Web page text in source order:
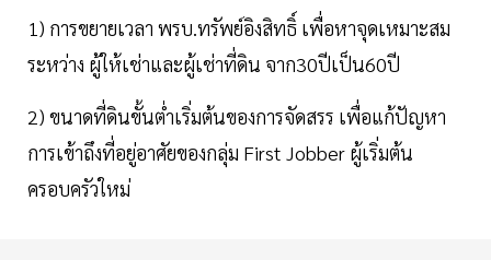
1) การขยายเวลา พรบ.ทรัพย์อิงสิทธิ์ เพื่อหาจุดเหมาะสม
ระหว่าง ผู้ให้เช่าและผู้เช่าที่ดิน จาก30ปีเป็น60ปี
2) ขนาดที่ดินขั้นต่ำเริ่มต้นของการจัดสรร เพื่อแก้ปัญหา
การเข้าถึงที่อยู่อาศัยของกลุ่ม First Jobber ผู้เริ่มต้น
ครอบครัวใหม่